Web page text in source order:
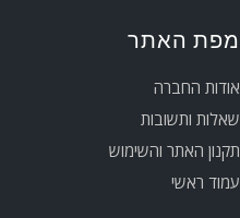
מפת האתר
אודות החברה
שאלות ותשובות
תקנון האתר והשימוש
עמוד ראשי